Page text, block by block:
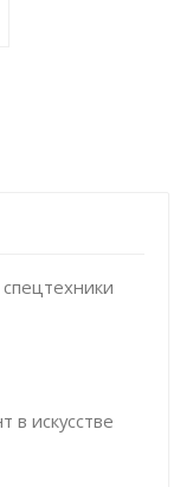
в искусстве